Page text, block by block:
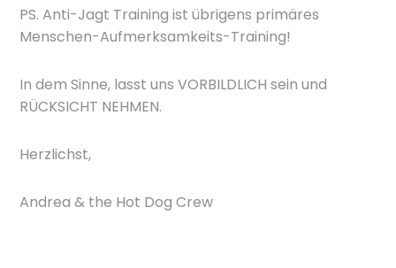
PS. Anti-Jagt Training ist übrigens primäres
Menschen-Aufmerksamkeits-Training!
In dem Sinne, lasst uns VORBILDLICH sein und
RÜCKSICHT NEHMEN.
Herzlichst,
Andrea & the Hot Dog Crew